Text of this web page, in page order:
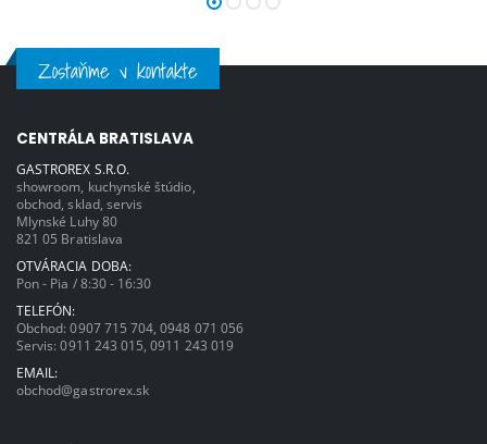
Zostaňme v kontakte
CENTRÁLA BRATISLAVA
GASTROREX S.R.O.
showroom, kuchynské štúdio,
obchod, sklad, servis
Mlynské Luhy 80
821 05 Bratislava
OTVÁRACIA DOBA:
Pon - Pia / 8:30 - 16:30
TELEFÓN:
Obchod:0907 715 704,0948 071 056
Servis:0911 243 015,0911 243 019
EMAIL:
obchod@gastrorex.sk